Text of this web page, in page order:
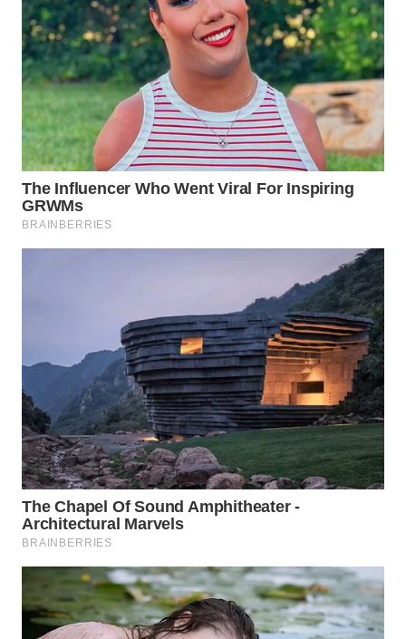
TANI
WAHANA
ADVOKAT
WAHANA
INFRASTRUKTUR
WAHANA
KONSUMEN
WAHANA
TV
WAHANANEWS
ID
WAHANANEWS
CO ID
WAHANANEWS
NET